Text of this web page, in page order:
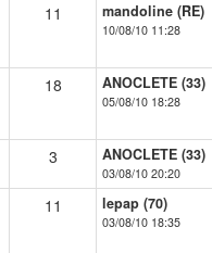
11 mandoline (RE)
10/08/10 11:28
18 ANOCLETE (33)
05/08/10 18:28
3 ANOCLETE (33)
03/08/10 20:20
11 lepap (70)
03/08/10 18:35